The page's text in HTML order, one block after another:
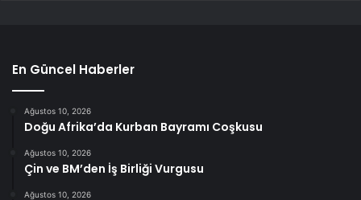
En Güncel Haberler
Ağustos 10, 2026
Doğu Afrika’da Kurban Bayramı Coşkusu
Ağustos 10, 2026
Çin ve BM’den İş Birliği Vurgusu
Ağustos 10, 2026